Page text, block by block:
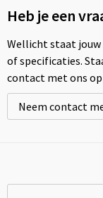
Heb je een
Wellicht staat
of specificaties.
contact met ons op
Neem contact